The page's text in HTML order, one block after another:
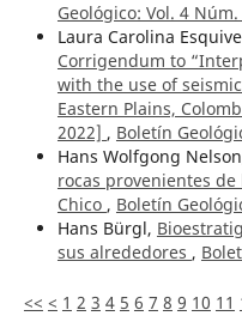
Geológico: Vol. 4
Laura Carolina
Corrigendum to
with the use of
Eastern Plains,
2022] , Boletín
Hans Wolfgong
rocas provenientes
Chico , Boletín
Hans Bürgl,
sus alrededores ,
<< < 1 2 3 4 5 6 7 8 9 10 11